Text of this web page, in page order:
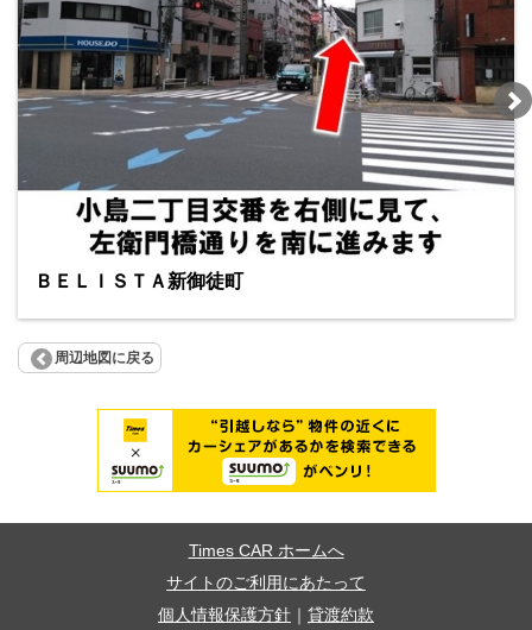
ＢＥＬＩＳＴＡ新御徒町
周辺地図に戻る
Times CAR ホームへ
サイトのご利用にあたって
個人情報保護方針
貸渡約款